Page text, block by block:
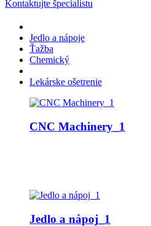
Kontaktujte špecialistu
Jedlo a nápoje
Ťažba
Chemický
Lekárske ošetrenie
CNC Machinery_1
Jedlo a nápoj_1